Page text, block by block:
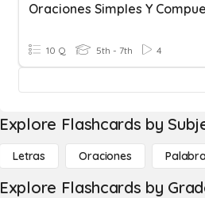
10 Q 5th - 7th 4
Explore Flashcards by
Letras Oraciones
Explore Flashcards by